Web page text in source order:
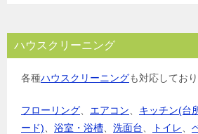
ハウスクリーニング
各種ハウスクリーニングも対応しており
フローリング エアコン キッチン(台
ード)
浴室・浴槽 洗面台 トイレ